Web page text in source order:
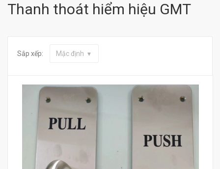
Thanh thoát hiểm hiệu GMT
Sắp xếp: Mặc định